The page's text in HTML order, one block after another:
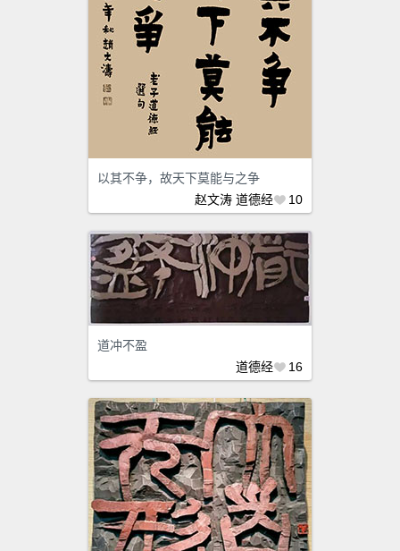
以其不争，故天下莫能与之争
赵文涛 道德经 10
道冲不盈
道德经
16